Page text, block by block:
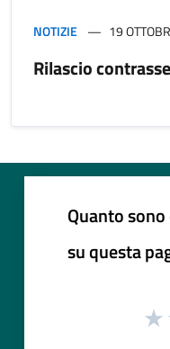
NOTIZIE 19
Rilascio
Quanto
su questa